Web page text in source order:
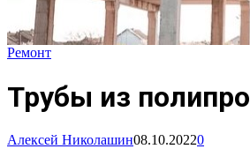
Ремонт
Трубы из
Алексей Николашин08.10.20220